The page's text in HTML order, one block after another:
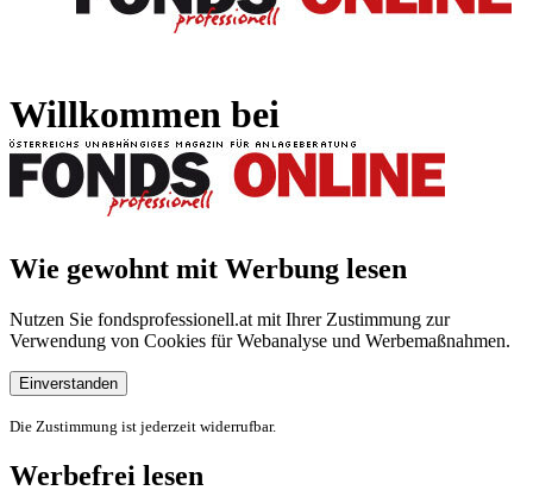
Willkommen bei
Wie gewohnt mit Werbung lesen
Nutzen Sie fondsprofessionell.at mit Ihrer Zustimmung zur
Verwendung von Cookies für Webanalyse und Werbemaßnahmen.
Einverstanden
Die Zustimmung ist jederzeit widerrufbar.
Werbefrei lesen